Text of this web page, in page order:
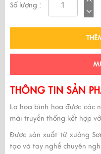
Số lượng :
THÔNG TIN SẢN
Lọ hoa bình hoa được các
mài truyền thống kết hợp
Được sản xuất từ xưởng
tạo và tay nghề chuyên